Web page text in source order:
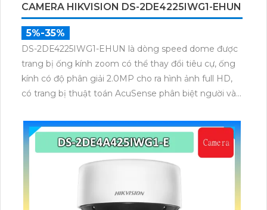
CAMERA HIKVISION DS-2DE4225IWG1-EHUN
5%-35%
DS-2DE4225IWG1-EHUN là dòng speed dome được
trang bị ống kính zoom có thể thay đổi tiêu cự, ống
kính có độ phân giải 2.0MP cho ra hình ảnh full HD,
có trang bị thuật toán AcuSense phân biệt người và
chiều, nhìn ban đêm bằng hồng ngoại 100m.